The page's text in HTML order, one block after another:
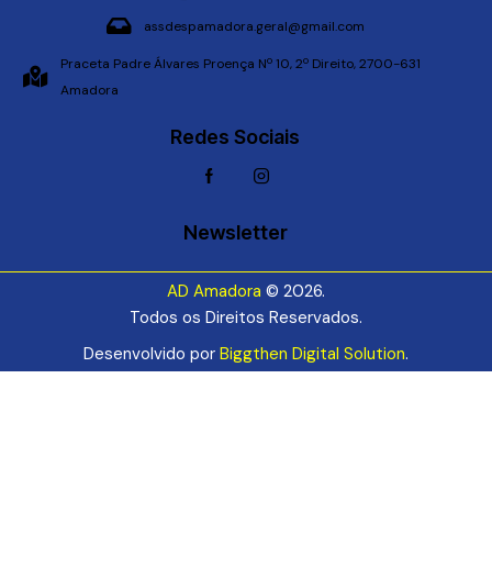
assdespamadora.geral@gmail.com
Praceta Padre Álvares Proença Nº 10, 2º Direito, 2700-631
Amadora
Redes Sociais
Newsletter
AD Amadora © 2026.
Todos os Direitos Reservados.
Desenvolvido por Biggthen Digital Solution.